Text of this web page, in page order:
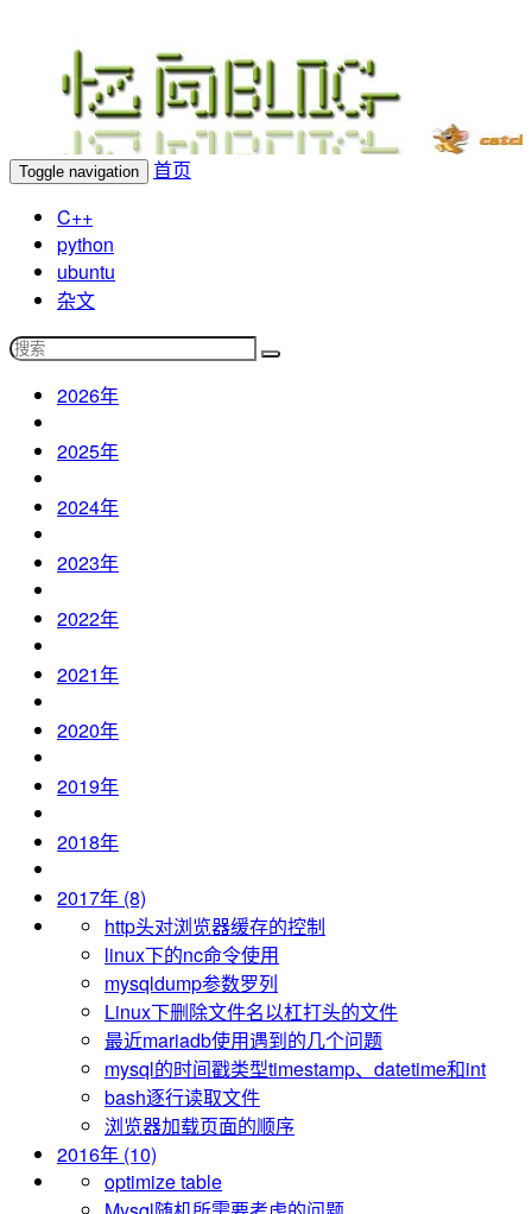
忆向博客
Toggle navigation
首页
C++
python
ubuntu
杂文
2026年
2025年
2024年
2023年
2022年
2021年
2020年
2019年
2018年
2017年 (8)
http头对浏览器缓存的控制
linux下的nc命令使用
mysqldump参数罗列
Linux下删除文件名以杠打头的文件
最近mariadb使用遇到的几个问题
mysql的时间戳类型timestamp、datetime和int
bash逐行读取文件
浏览器加载页面的顺序
2016年 (10)
optimize table